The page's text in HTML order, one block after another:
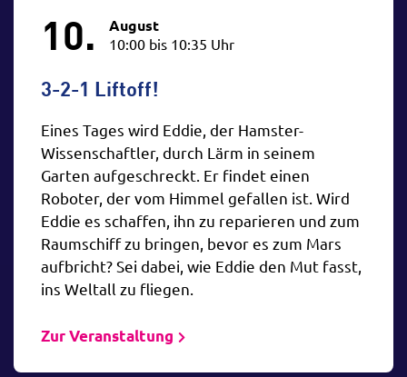
10. August
10:00 bis 10:35 Uhr
3-2-1 Liftoff!
Eines Tages wird Eddie, der Hamster-
Wissenschaftler, durch Lärm in seinem
Garten aufgeschreckt. Er findet einen
Roboter, der vom Himmel gefallen ist. Wird
Eddie es schaffen, ihn zu reparieren und zum
Raumschiff zu bringen, bevor es zum Mars
aufbricht? Sei dabei, wie Eddie den Mut fasst,
ins Weltall zu fliegen.
Zur Veranstaltung